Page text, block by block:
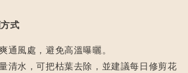
式
通風處，避免高溫曝曬。
清水，可把枯葉去除，並建議每日修剪花